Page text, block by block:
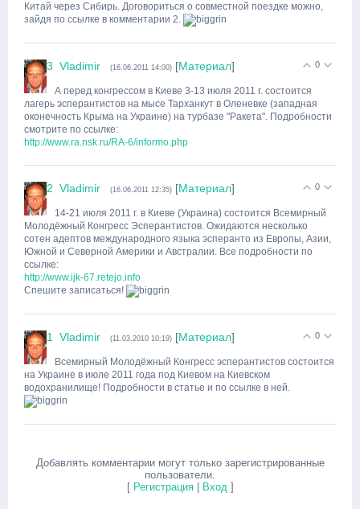
Китай через Сибирь. Договориться о совместной поездке можно,
зайдя по ссылке в комментарии 2.
0
3 Vladimir (16.06.2011 14:00) [Материал]
А перед конгрессом в Киеве 3-13 июля 2011 г. состоится
лагерь эсперантистов на мысе Тарханкут в Оленевке (западная
оконечность Крыма на Украине) на турбазе "Ракета". Подробности
смотрите по ссылке:
http://www.ra.nsk.ru/RA-6/informo.php
0
2 Vladimir (16.06.2011 12:35) [Материал]
14-21 июля 2011 г. в Киеве (Украина) состоится Всемирный
Молодёжный Конгресс Эсперантистов. Ожидаются несколько
сотен адептов международного языка эсперанто из Европы, Азии,
Южной и Северной Америки и Австралии. Все подробности по
ссылке:
http://www.ijk-67.retejo.info
Спешите записаться!
0
1 Vladimir (11.03.2010 10:19) [Материал]
Всемирный Молодёжный Конгресс эсперантистов состоится
на Украине в июле 2011 года под Киевом на Киевском
водохранилище! Подробности в статье и по ссылке в ней.
Добавлять комментарии могут только зарегистрированные
пользователи.
[ Регистрация| Вход]